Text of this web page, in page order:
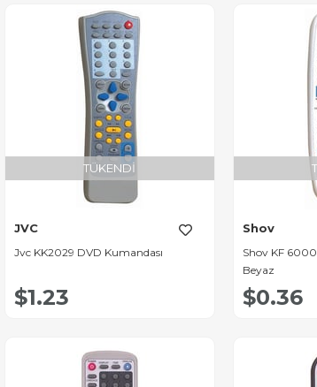
TÜKENDI
JVC
Jvc KK2029 DVD Kumandası
$1.23
Shov
Shov KF
Beyaz
$0.36